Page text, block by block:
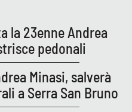
la 23enne Andrea
pedonali
Minasi, salverà
a Serra San Bruno